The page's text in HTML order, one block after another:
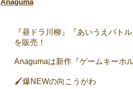
『昼ドラ川柳』『あいうえバト
を販売！
Anagumaは新作『ゲームキーホ
🖌️爆NEWの向こうがわ